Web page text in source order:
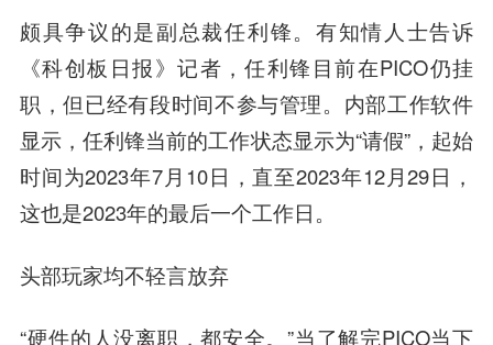
颇具争议的是副总裁任利锋。有知情人士告诉
《科创板日报》记者，任利锋目前在PICO仍挂
职，但已经有段时间不参与管理。内部工作软件
显示，任利锋当前的工作状态显示为“请假”，起始
时间为2023年7月10日，直至2023年12月29日，
这也是2023年的最后一个工作日。
头部玩家均不轻言放弃
“硬件的人没离职，都安全。”当了解完PICO当下